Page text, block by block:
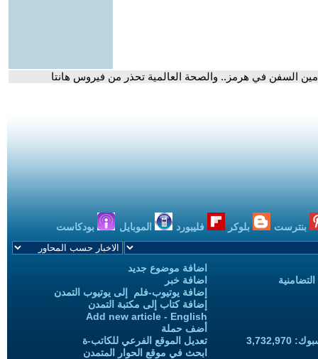
السفن في هرمز.. والصحة العالمية تحذر من فيروس هانتا
بنترست بلوكر فليبورد الموبايل بودكاست
اضافة موضوع جديد
اضافة خبر
إضافة يوتيوب-فلم إلى يوتيوب التمدن
إضافة كتاب إلى مكتبة التمدن
Add new article - English
أضف حملة
تعديل الموقع الفرعي للكاتب-ة
ابحث في موقع الحوار المتمدن